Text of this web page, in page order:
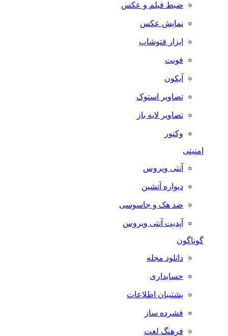
ضبط فيلم و عكس
نمایش عکس
ابزار فتوشاپ
فونت
آیکون
تصاویر استوک
تصاویر لایه باز
وکتور
آنتی ویروس
دیواره آتشین
ضد هک و جاسوسی
آپدیت آنتی ویروس
گوناگون
دانلود مجله
حسابداری
پشتیبان اطلاعات
فشرده ساز
فرهنگ لغت